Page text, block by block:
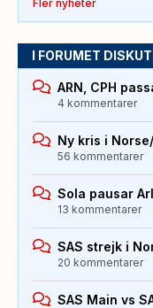
Fler nyheter
I FORUMET
ARN, CPH
4 kommentarer
Ny kris i
56 kommentarer
Sola pausar
13 kommentarer
SAS strejk i
20 kommentarer
SAS Main vs